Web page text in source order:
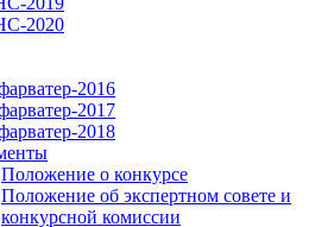
2020
2016
2017
2018
Положение о конкурсе
Положение об экспертном совете и
конкурсной комиссии